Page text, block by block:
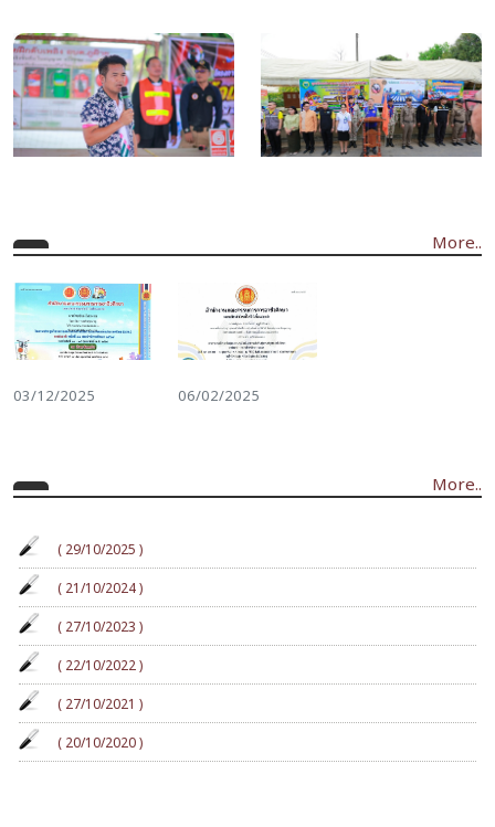
More..
03/12/2025 06/02/2025
More..
( 29/10/2025 )
( 21/10/2024 )
( 27/10/2023 )
( 22/10/2022 )
( 27/10/2021 )
( 20/10/2020 )